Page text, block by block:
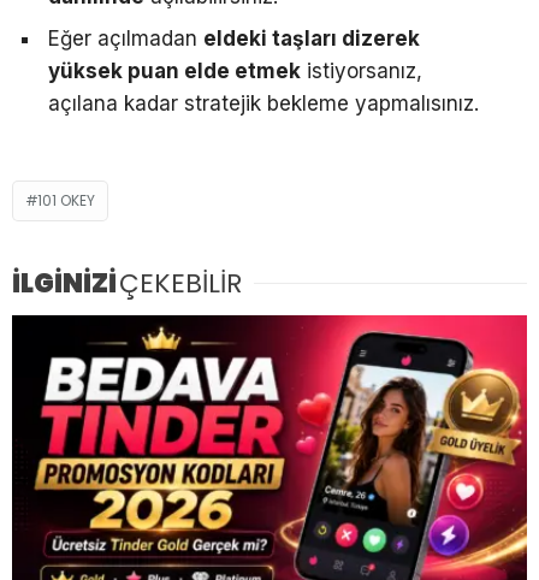
Eğer açılmadan eldeki taşları dizerek
yüksek puan elde etmek istiyorsanız,
açılana kadar stratejik bekleme yapmalısınız.
101 OKEY
İLGİNİZİÇEKEBİLİR